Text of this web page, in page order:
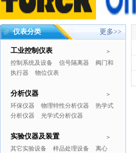
仪表分类 更多>>
>
工业控制仪表
控制系统及设备 信号隔离器
阀门和
执行器
物位仪表
>
分析仪器
环保仪器 物理特性分析仪器
热学式
分析仪器
光学式分析仪器
>
实验仪器及装置
其它实验设备 样品处理设备
离心